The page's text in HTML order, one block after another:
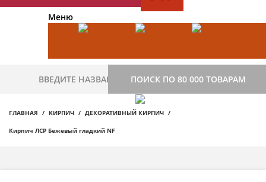
Меню
ПОИСК ПО 80 000 ТОВАРАМ
ГЛАВНАЯ КИРПИЧ ДЕКОРАТИВНЫЙ КИРПИЧ
Кирпич ЛСР Бежевый гладкий NF